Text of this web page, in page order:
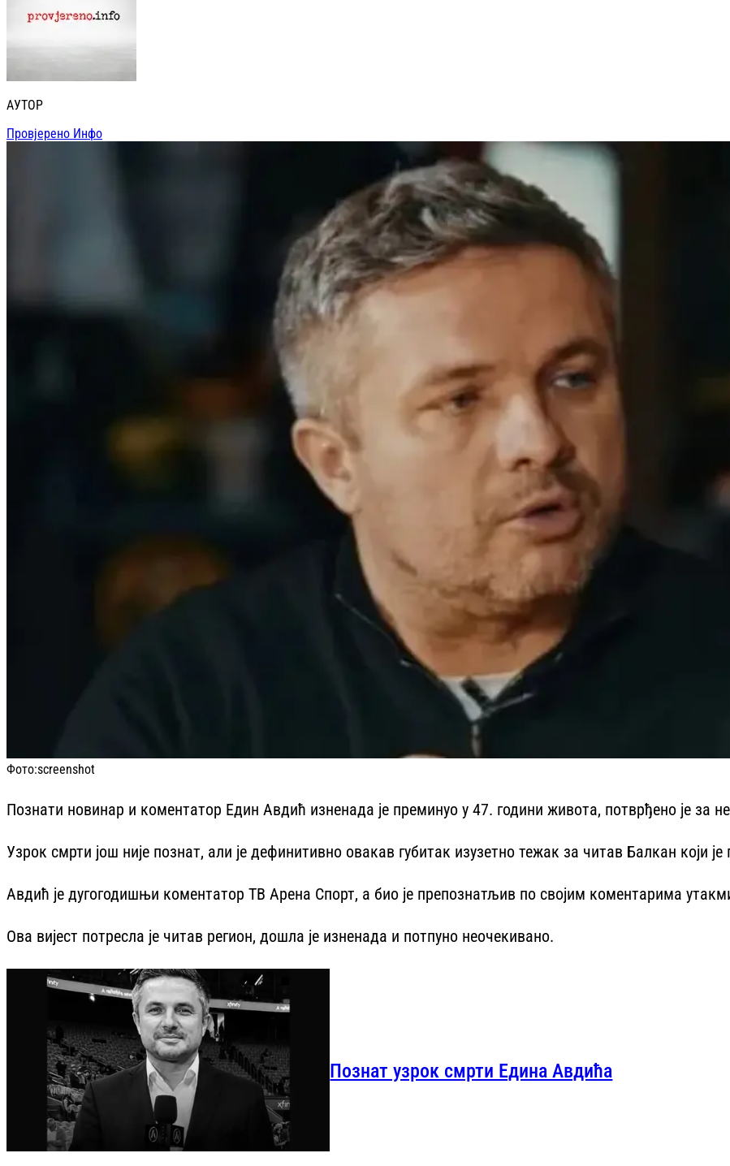
АУТОР
Провјерено Инфо
Фото:screenshot
Познати новинар и коментатор Един Авдић изненада је преминуо у 47. години живота, потврђено је за
Узрок смрти још није познат, али је дефинитивно овакав губитак изузетно тежак за читав Балкан који
Авдић је дугогодишњи коментатор ТВ Арена Спорт, а био је препознатљив по својим коментарима
Ова вијест потресла је читав регион, дошла је изненада и потпуно неочекивано.
Познат узрок смрти Едина Авдића